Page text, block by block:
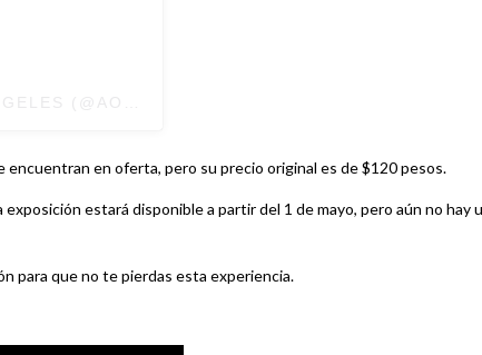
en oferta, pero su precio original es de $120 pesos.
exposición estará disponible a partir del 1 de mayo, pero aún no hay
para que no te pierdas esta experiencia.